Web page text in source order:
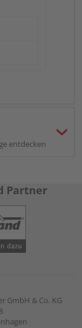
entdecken
Partner
GmbH & Co. KG